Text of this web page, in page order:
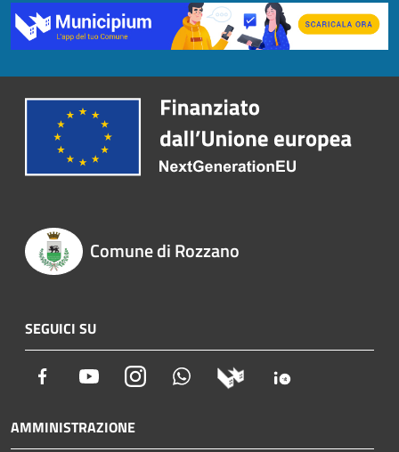
Comune di Rozzano
SEGUICI SU
Facebook YoutubeInstagram Whatsapp
AMMINISTRAZIONE